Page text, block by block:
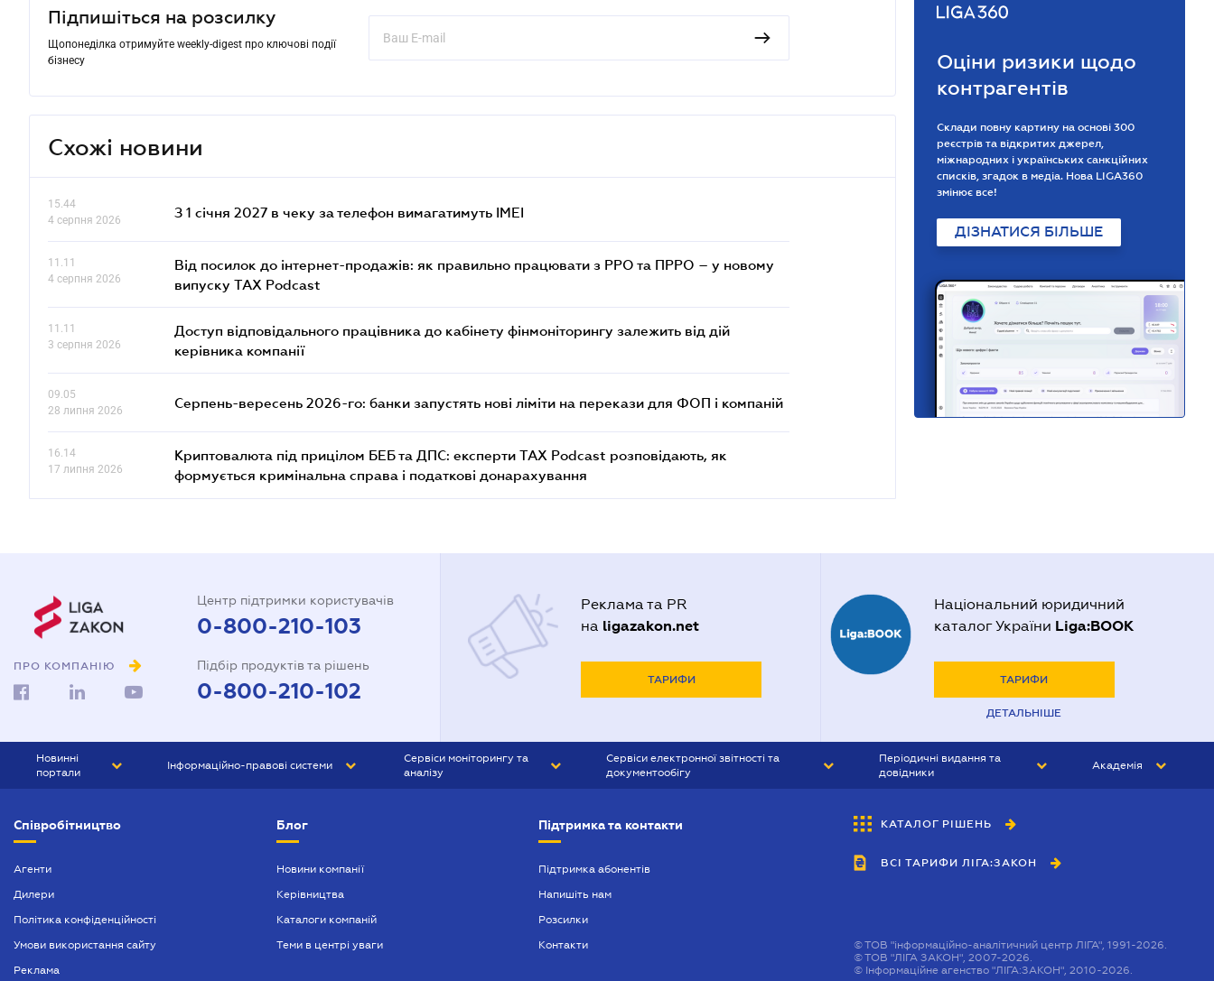
Підпишіться на розсилку
Щопонеділка отримуйте weekly-digest про ключові події
бізнесу
Схожі новини
15.44
4 серпня 2026
З 1 січня 2027 в чеку за телефон вимагатимуть IMEI
11.11
4 серпня 2026
Від посилок до інтернет-продажів: як правильно працювати з РРО та ПРРО – у новому
випуску TAX Podcast
11.11
3 серпня 2026
Доступ відповідального працівника до кабінету фінмоніторингу залежить від дій
керівника компанії
09.05
28 липня 2026
Серпень-вересень 2026-го: банки запустять нові ліміти на перекази для ФОП і компаній
16.14
17 липня 2026
Криптовалюта під прицілом БЕБ та ДПС: експерти TAX Podcast розповідають, як
формується кримінальна справа і податкові донарахування
Оціни ризики щодо
контрагентів
Склади повну картину на основі 300
реєстрів та відкритих джерел,
міжнародних і українських санкційних
списків, згадок в медіа. Нова LIGA360
змінює все!
ДІЗНАТИСЯ БІЛЬШЕ
ПРО КОМПАНІЮ
Центр підтримки користувачів
0-800-210-103
Підбір продуктів та рішень
0-800-210-102
Реклама та PR
на ligazakon.net
ТАРИФИ
Національний юридичний
каталог України Liga:BOOK
ТАРИФИ
ДЕТАЛЬНІШЕ
Новинні
портали
БІЗНЕС
Інформаційно-правові системи
БУХГАЛТЕР ПРОФ
Сервіси моніторингу та
аналізу
Сервіси електронної звітності та
документообігу
Періодичні видання та
довідники
БУХГАЛТЕР&ЗАКОН
ВІСНИК МСФЗ
Академія
Співробітництво
Агенти
Дилери
Політика конфіденційності
Умови використання сайту
Реклама
Блог
Новини компанії
Керівництва
Каталоги компаній
Теми в центрі уваги
Підтримка та контакти
Підтримка абонентів
Напишіть нам
Розсилки
Контакти
КАТАЛОГ РІШЕНЬ
ВСІ ТАРИФИ ЛІГА:ЗАКОН
©ТОВ "інформаційно-аналітичний центр ЛІГА", 1991-2026.
©ТОВ "ЛІГА ЗАКОН", 2007-2026.
© Інформаційне агенство "ЛІГА:ЗАКОН", 2010-2026.